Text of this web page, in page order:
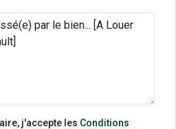
j'accepte les Conditions